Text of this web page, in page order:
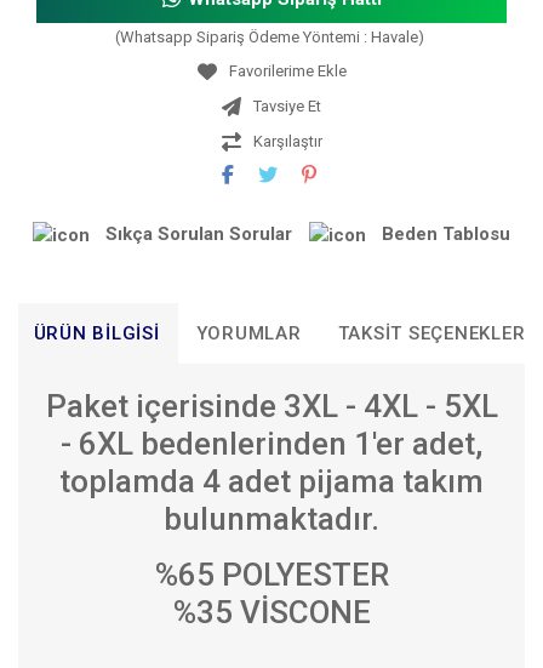
(Whatsapp Sipariş Ödeme Yöntemi : Havale)
Tavsiye Et
Karşılaştır
Sıkça Sorulan Sorular Beden Tablosu
ÜRÜN BILGISI YORUMLAR TAKSIT SEÇENEKLERI
Paket içerisinde 3XL - 4XL - 5XL
- 6XL bedenlerinden 1'er adet,
toplamda 4 adet pijama takım
bulunmaktadır.
%65 POLYESTER
%35 VİSCONE